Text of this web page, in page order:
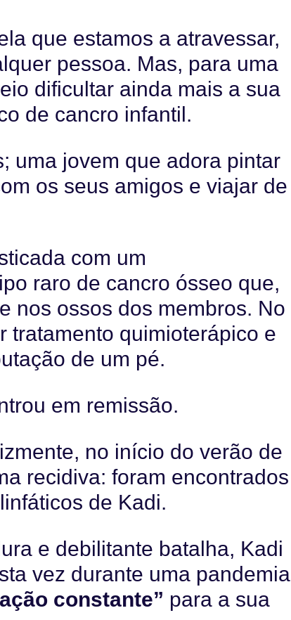
que estamos a atravessar,
pessoa. Mas, para uma
dificultar ainda mais a sua
de cancro infantil.
uma jovem que adora pintar
os seus amigos e viajar de
com um
raro de cancro ósseo que,
nos ossos dos membros. No
tratamento quimioterápico e
de um pé.
em remissão.
no início do verão de
recidiva: foram encontrados
de Kadi.
e debilitante batalha, Kadi
vez durante uma pandemia
constante” para a sua